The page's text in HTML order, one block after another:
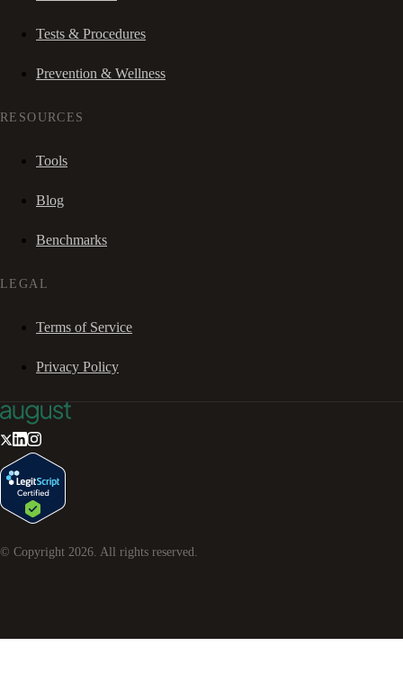
Tests & Procedures
Prevention & Wellness
RESOURCES
Tools
Blog
Benchmarks
LEGAL
Terms of Service
Privacy Policy
© Copyright 2026 . All rights reserved.